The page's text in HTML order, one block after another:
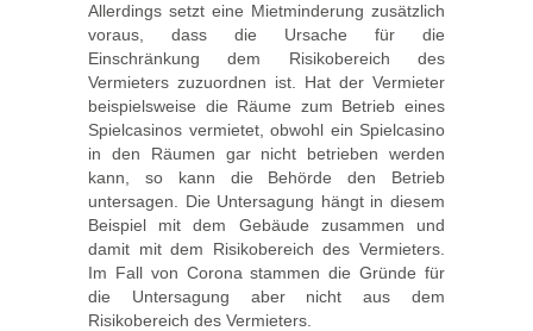
Allerdings setzt eine Mietminderung zusätzlich
voraus, dass die Ursache für die
Einschränkung dem Risikobereich des
Vermieters zuzuordnen ist. Hat der Vermieter
beispielsweise die Räume zum Betrieb eines
Spielcasinos vermietet, obwohl ein Spielcasino
in den Räumen gar nicht betrieben werden
kann, so kann die Behörde den Betrieb
untersagen. Die Untersagung hängt in diesem
Beispiel mit dem Gebäude zusammen und
damit mit dem Risikobereich des Vermieters.
Im Fall von Corona stammen die Gründe für
die Untersagung aber nicht aus dem
Risikobereich des Vermieters.